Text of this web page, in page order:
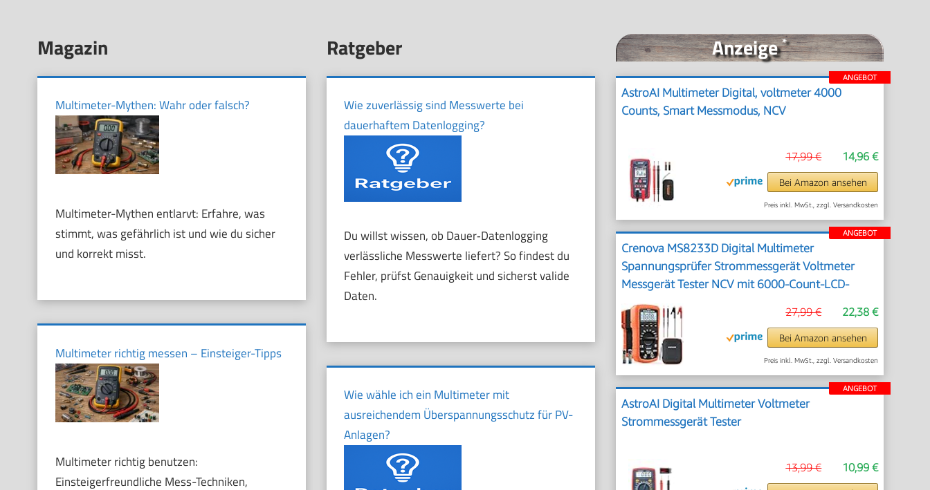
Magazin
Multimeter-Mythen: Wahr oder falsch?
Multimeter-Mythen entlarvt: Erfahre, was
stimmt, was gefährlich ist und wie du sicher
und korrekt misst.
Multimeter richtig messen – Einsteiger-Tipps
Multimeter richtig benutzen:
Einsteigerfreundliche Mess-Techniken,
Ratgeber
Wie zuverlässig sind Messwerte bei
dauerhaftem Datenlogging?
Du willst wissen, ob Dauer‑Datenlogging
verlässliche Messwerte liefert? So findest du
Fehler, prüfst Genauigkeit und sicherst valide
Daten.
Wie wähle ich ein Multimeter mit
ausreichendem Überspannungsschutz für PV-
Anlagen?
Anzeige*
ANGEBOT
AstroAI Multimeter Digital, voltmeter 4000
Counts, Smart Messmodus, NCV
14,96 €
17,99 €
Bei Amazon ansehen
Preis inkl. MwSt., zzgl. Versandkosten
ANGEBOT
Crenova MS8233D Digital Multimeter
Spannungsprüfer Strommessgerät Voltmeter
Messgerät Tester NCV mit 6000-Count-LCD-
Anzeige Hintergrundlicht
22,38 €
27,99 €
Bei Amazon ansehen
Preis inkl. MwSt., zzgl. Versandkosten
ANGEBOT
AstroAI Digital Multimeter Voltmeter
Strommessgerät Tester
10,99 €
13,99 €